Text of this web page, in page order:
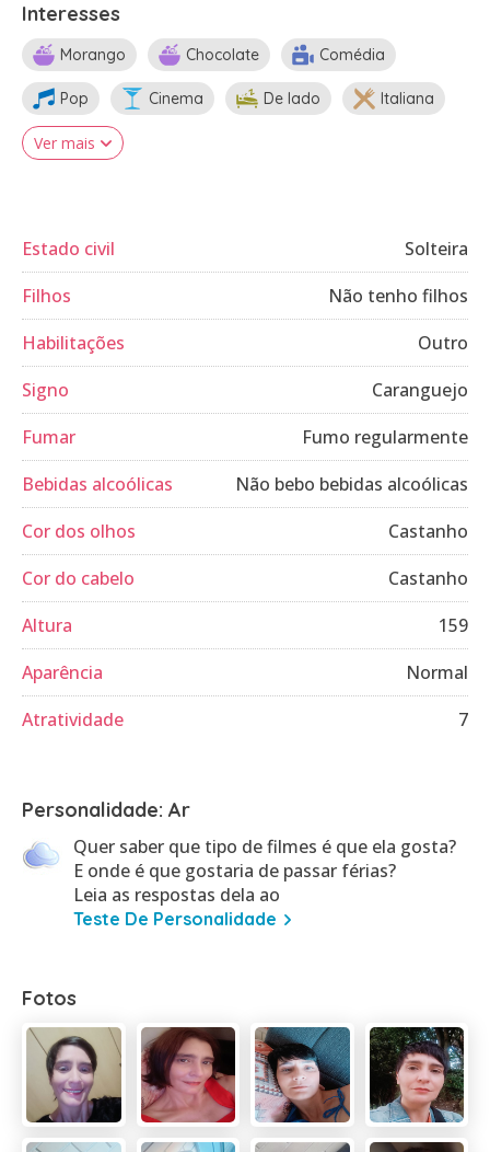
Interesses
Morango Chocolate Comédia
Pop Cinema De lado Italiana
Ver mais
Estado civil
Solteira
Filhos
Não tenho filhos
Habilitações
Outro
Signo
Caranguejo
Fumar
Fumo regularmente
Bebidas alcoólicas
Não bebo bebidas alcoólicas
Cor dos olhos
Castanho
Cor do cabelo
Castanho
Altura
159
Aparência
Normal
Atratividade
7
Personalidade: Ar
Quer saber que tipo de filmes é que ela gosta?
E onde é que gostaria de passar férias?
Leia as respostas dela ao
Teste De Personalidade
Fotos